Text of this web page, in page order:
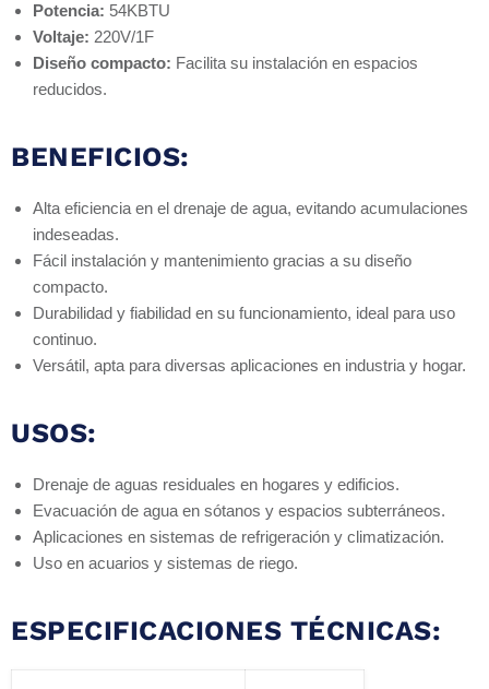
Potencia: 54KBTU
Voltaje: 220V/1F
Diseño compacto: Facilita su instalación en espacios
reducidos.
BENEFICIOS:
Alta eficiencia en el drenaje de agua, evitando acumulaciones
indeseadas.
Fácil instalación y mantenimiento gracias a su diseño
compacto.
Durabilidad y fiabilidad en su funcionamiento, ideal para uso
continuo.
Versátil, apta para diversas aplicaciones en industria y hogar.
USOS:
Drenaje de aguas residuales en hogares y edificios.
Evacuación de agua en sótanos y espacios subterráneos.
Aplicaciones en sistemas de refrigeración y climatización.
Uso en acuarios y sistemas de riego.
ESPECIFICACIONES TÉCNICAS: